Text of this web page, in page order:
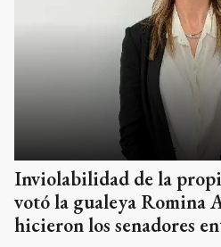
Inviolabilidad de la
votó la gualeya Romina
hicieron los senadores